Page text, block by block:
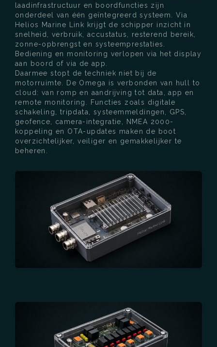
laadinfrastructuur en boordfuncties zijn
onderdeel van één geïntegreerd systeem. Via
Helios Marine Link krijgt de schipper inzicht in
snelheid, verbruik, accustatus, resterend bereik,
zonne-opbrengst en systeemprestaties.
Bediening en monitoring verlopen via het display
aan boord of via de app.
Daarmee stopt de techniek niet bij de
motorruimte. De Omega is verbonden van hull to
cloud: van romp en aandrijving tot data, app en
remote monitoring. Functies zoals digitale
schakeling, tripdata, systeemmeldingen, GPS,
geofence, camera-integratie, NMEA 2000-
koppeling en OTA-updates maken de boot
overzichtelijker, veiliger en gemakkelijker te
beheren.